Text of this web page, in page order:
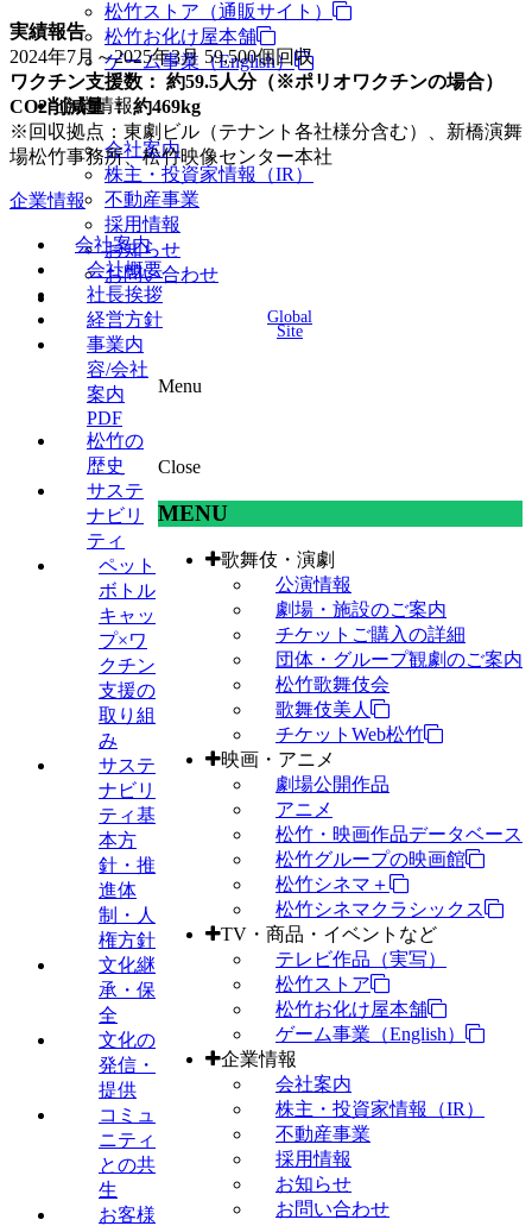
松竹ストア（通販サイト）
松竹お化け屋本舗
ゲーム事業（English）
企業情報
会社案内
株主・投資家情報（IR）
不動産事業
採用情報
お知らせ
お問い合わせ
Global
Site
Menu
Close
MENU
歌舞伎・演劇
公演情報
劇場・施設のご案内
チケットご購入の詳細
団体・グループ観劇のご案内
松竹歌舞伎会
歌舞伎美人
チケットWeb松竹
映画・アニメ
劇場公開作品
アニメ
松竹・映画作品データベース
松竹グループの映画館
松竹シネマ＋
松竹シネマクラシックス
TV・商品・イベントなど
テレビ作品（実写）
松竹ストア
松竹お化け屋本舗
ゲーム事業（English）
企業情報
会社案内
株主・投資家情報（IR）
不動産事業
採用情報
お知らせ
お問い合わせ
実績報告
2024年7月～2025年3月 59,500個回収
ワクチン支援数： 約59.5人分（※ポリオワクチンの場合）
CO2削減量 ： 約469kg
※回収拠点：東劇ビル（テナント各社様分含む）、新橋演舞
場松竹事務所、松竹映像センター本社
企業情報
会社案内
会社概要
社長挨拶
経営方針
事業内
容/会社
案内
PDF
松竹の
歴史
サステ
ナビリ
ティ
ペット
ボトル
キャッ
プ×ワ
クチン
支援の
取り組
み
サステ
ナビリ
ティ基
本方
針・推
進体
制・人
権方針
文化継
承・保
全
文化の
発信・
提供
コミュ
ニティ
との共
生
お客様